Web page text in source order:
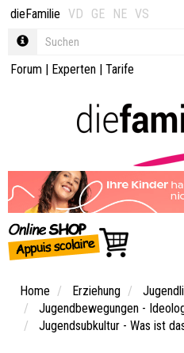
dieFamilie VD GE NE VS
Forum | Experten | Tarife
Home Erziehung
Jugendbewegungen -
Jugendsubkultur - Was ist